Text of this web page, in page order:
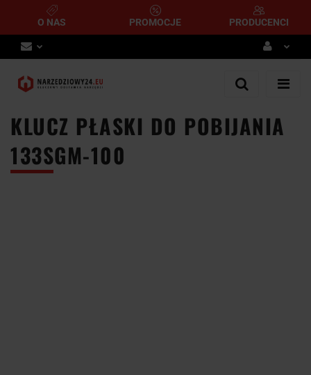
O NAS PROMOCJE PRODUCENCI
Zaloguj się
Dodaj zgłoszenie
KLUCZ PŁASKI DO POBIJANIA
133SGM-100